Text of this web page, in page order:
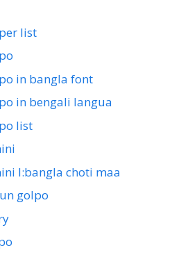
list
in bangla font
in bengali langua
list
l:bangla choti maa
golpo